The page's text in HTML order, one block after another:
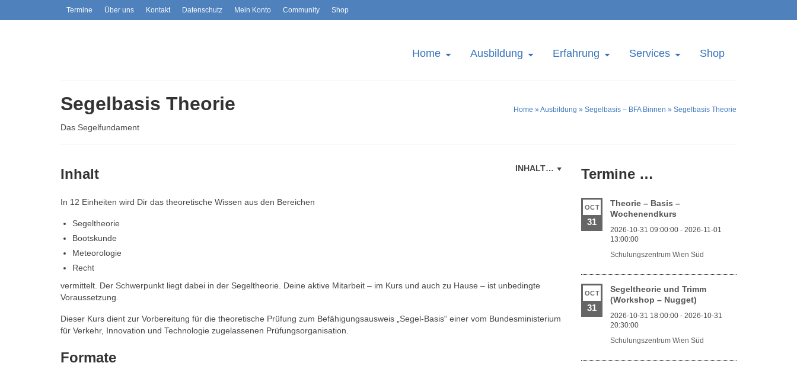
Termine Über uns Kontakt Datenschutz Mein Konto Community Shop
Home Ausbildung Erfahrung Services Shop
Segelbasis Theorie Home » Ausbildung » Segelbasis – BFA Binnen » Segelbasis Theorie
Das Segelfundament
INHALT…
Inhalt
In 12 Einheiten wird Dir das theoretische Wissen aus den Bereichen
Segeltheorie
Bootskunde
Meteorologie
Recht
vermittelt. Der Schwerpunkt liegt dabei in der Segeltheorie. Deine aktive Mitarbeit – im Kurs und auch zu Hause – ist unbedingte
Voraussetzung.
Dieser Kurs dient zur Vorbereitung für die theoretische Prüfung zum Befähigungsausweis „Segel-Basis“ einer vom Bundesministerium
für Verkehr, Innovation und Technologie zugelassenen Prüfungsorganisation.
Formate
Termine …
OCT
31
Theorie – Basis –
Wochenendkurs
2026-10-31 09:00:00 - 2026-11-01
13:00:00
Schulungszentrum Wien Süd
OCT
31
Segeltheorie und Trimm
(Workshop – Nugget)
2026-10-31 18:00:00 - 2026-10-31
20:30:00
Schulungszentrum Wien Süd